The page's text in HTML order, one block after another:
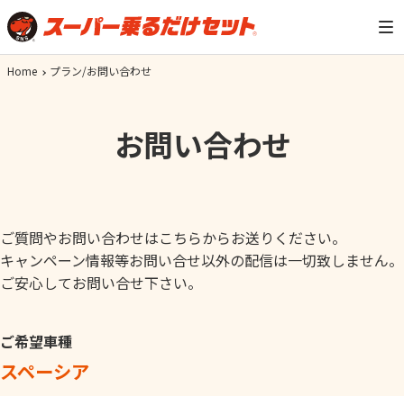
Home プラン/お問い合わせ
お問い合わせ
ご質問やお問い合わせはこちらからお送りください。
キャンペーン情報等お問い合せ以外の配信は一切致しません。
ご安心してお問い合せ下さい。
ご希望車種
スペーシア